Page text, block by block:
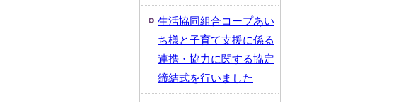
生活協同組合コープあい
ち様と子育て支援に係る
連携・協力に関する協定
締結式を行いました